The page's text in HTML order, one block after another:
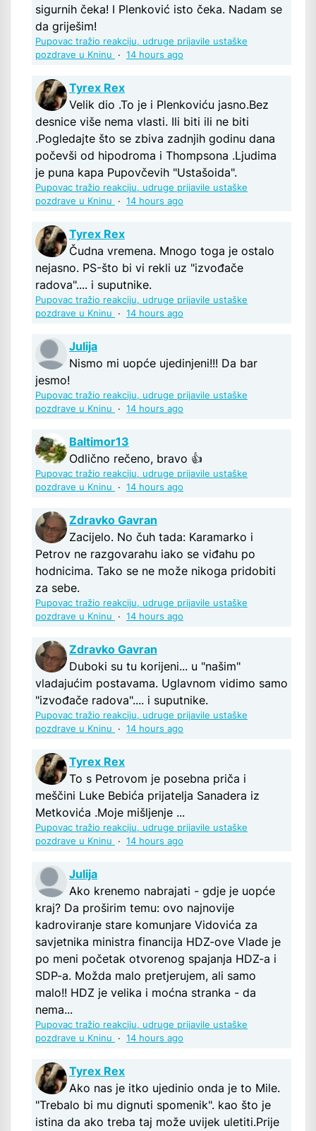
sigurnih čeka! I Plenković isto čeka. Nadam se
da griješim!
Pupovac tražio reakciju, udruge prijavile ustaške
pozdrave u Kninu
· 14 hours ago
Tyrex Rex
Velik dio .To je i Plenkoviću jasno.Bez
desnice više nema vlasti. Ili biti ili ne biti
.Pogledajte što se zbiva zadnjih godinu dana
počevši od hipodroma i Thompsona .Ljudima
je puna kapa Pupovčevih "Ustašoida".
Pupovac tražio reakciju, udruge prijavile ustaške
pozdrave u Kninu
· 14 hours ago
Tyrex Rex
Čudna vremena. Mnogo toga je ostalo
nejasno. PS-što bi vi rekli uz "izvođače
radova".... i suputnike.
Pupovac tražio reakciju, udruge prijavile ustaške
pozdrave u Kninu
· 14 hours ago
Julija
Nismo mi uopće ujedinjeni!!! Da bar
jesmo!
Pupovac tražio reakciju, udruge prijavile ustaške
pozdrave u Kninu
· 14 hours ago
Baltimor13
Odlično rečeno, bravo 👍
Pupovac tražio reakciju, udruge prijavile ustaške
pozdrave u Kninu
· 14 hours ago
Zdravko Gavran
Zacijelo. No čuh tada: Karamarko i
Petrov ne razgovarahu iako se viđahu po
hodnicima. Tako se ne može nikoga pridobiti
za sebe.
Pupovac tražio reakciju, udruge prijavile ustaške
pozdrave u Kninu
· 14 hours ago
Zdravko Gavran
Duboki su tu korijeni... u "našim"
vladajućim postavama. Uglavnom vidimo samo
"izvođače radova".... i suputnike.
Pupovac tražio reakciju, udruge prijavile ustaške
pozdrave u Kninu
· 14 hours ago
Tyrex Rex
To s Petrovom je posebna priča i
meščini Luke Bebića prijatelja Sanadera iz
Metkovića .Moje mišljenje ...
Pupovac tražio reakciju, udruge prijavile ustaške
pozdrave u Kninu
· 14 hours ago
Julija
Ako krenemo nabrajati - gdje je uopće
kraj? Da proširim temu: ovo najnovije
kadroviranje stare komunjare Vidovića za
savjetnika ministra financija HDZ-ove Vlade je
po meni početak otvorenog spajanja HDZ-a i
SDP-a. Možda malo pretjerujem, ali samo
malo!! HDZ je velika i moćna stranka - da
nema...
Pupovac tražio reakciju, udruge prijavile ustaške
pozdrave u Kninu
· 14 hours ago
Tyrex Rex
Ako nas je itko ujedinio onda je to Mile.
"Trebalo bi mu dignuti spomenik". kao što je
istina da ako treba taj može uvijek uletiti.Prije